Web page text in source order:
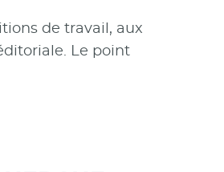
de travail, aux
Le point